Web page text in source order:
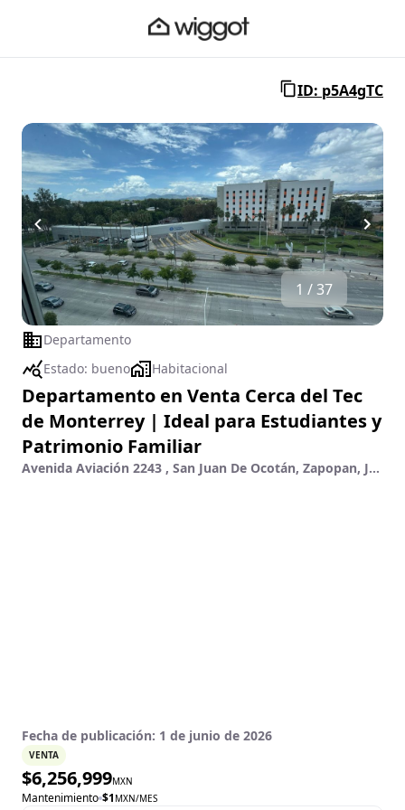
ID: p5A4gTC
1 / 37
Departamento
Estado: bueno Habitacional
Departamento en Venta Cerca del Tec
de Monterrey | Ideal para Estudiantes y
Patrimonio Familiar
Avenida Aviación 2243 , San Juan De Ocotán, Zapopan, Jalisco
Fecha de publicación: 1 de junio de 2026
VENTA
$6,256,999MXN
Mantenimiento $1 MXN/MES